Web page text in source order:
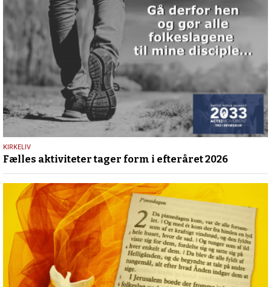
25.
maj
2026
KIRKELIV
Fælles aktiviteter tager form i efteråret 2026